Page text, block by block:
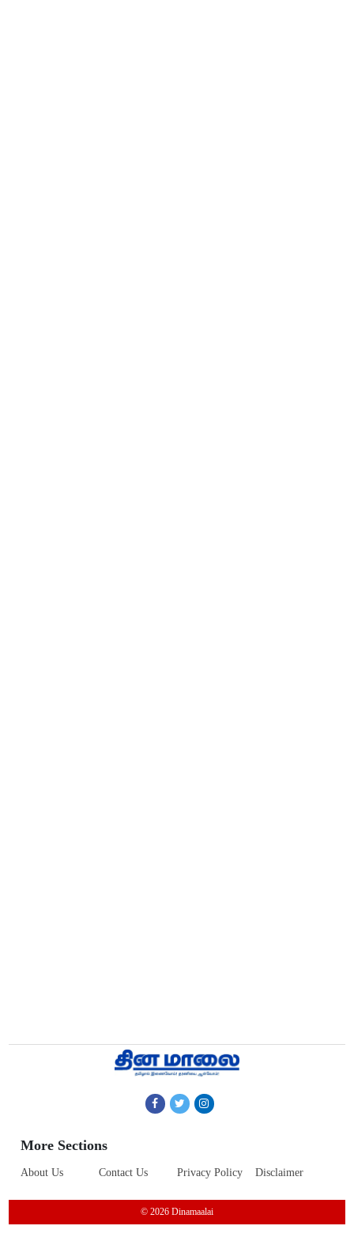
More Sections
About Us Contact Us Privacy Policy Disclaimer
© 2026 Dinamaalai